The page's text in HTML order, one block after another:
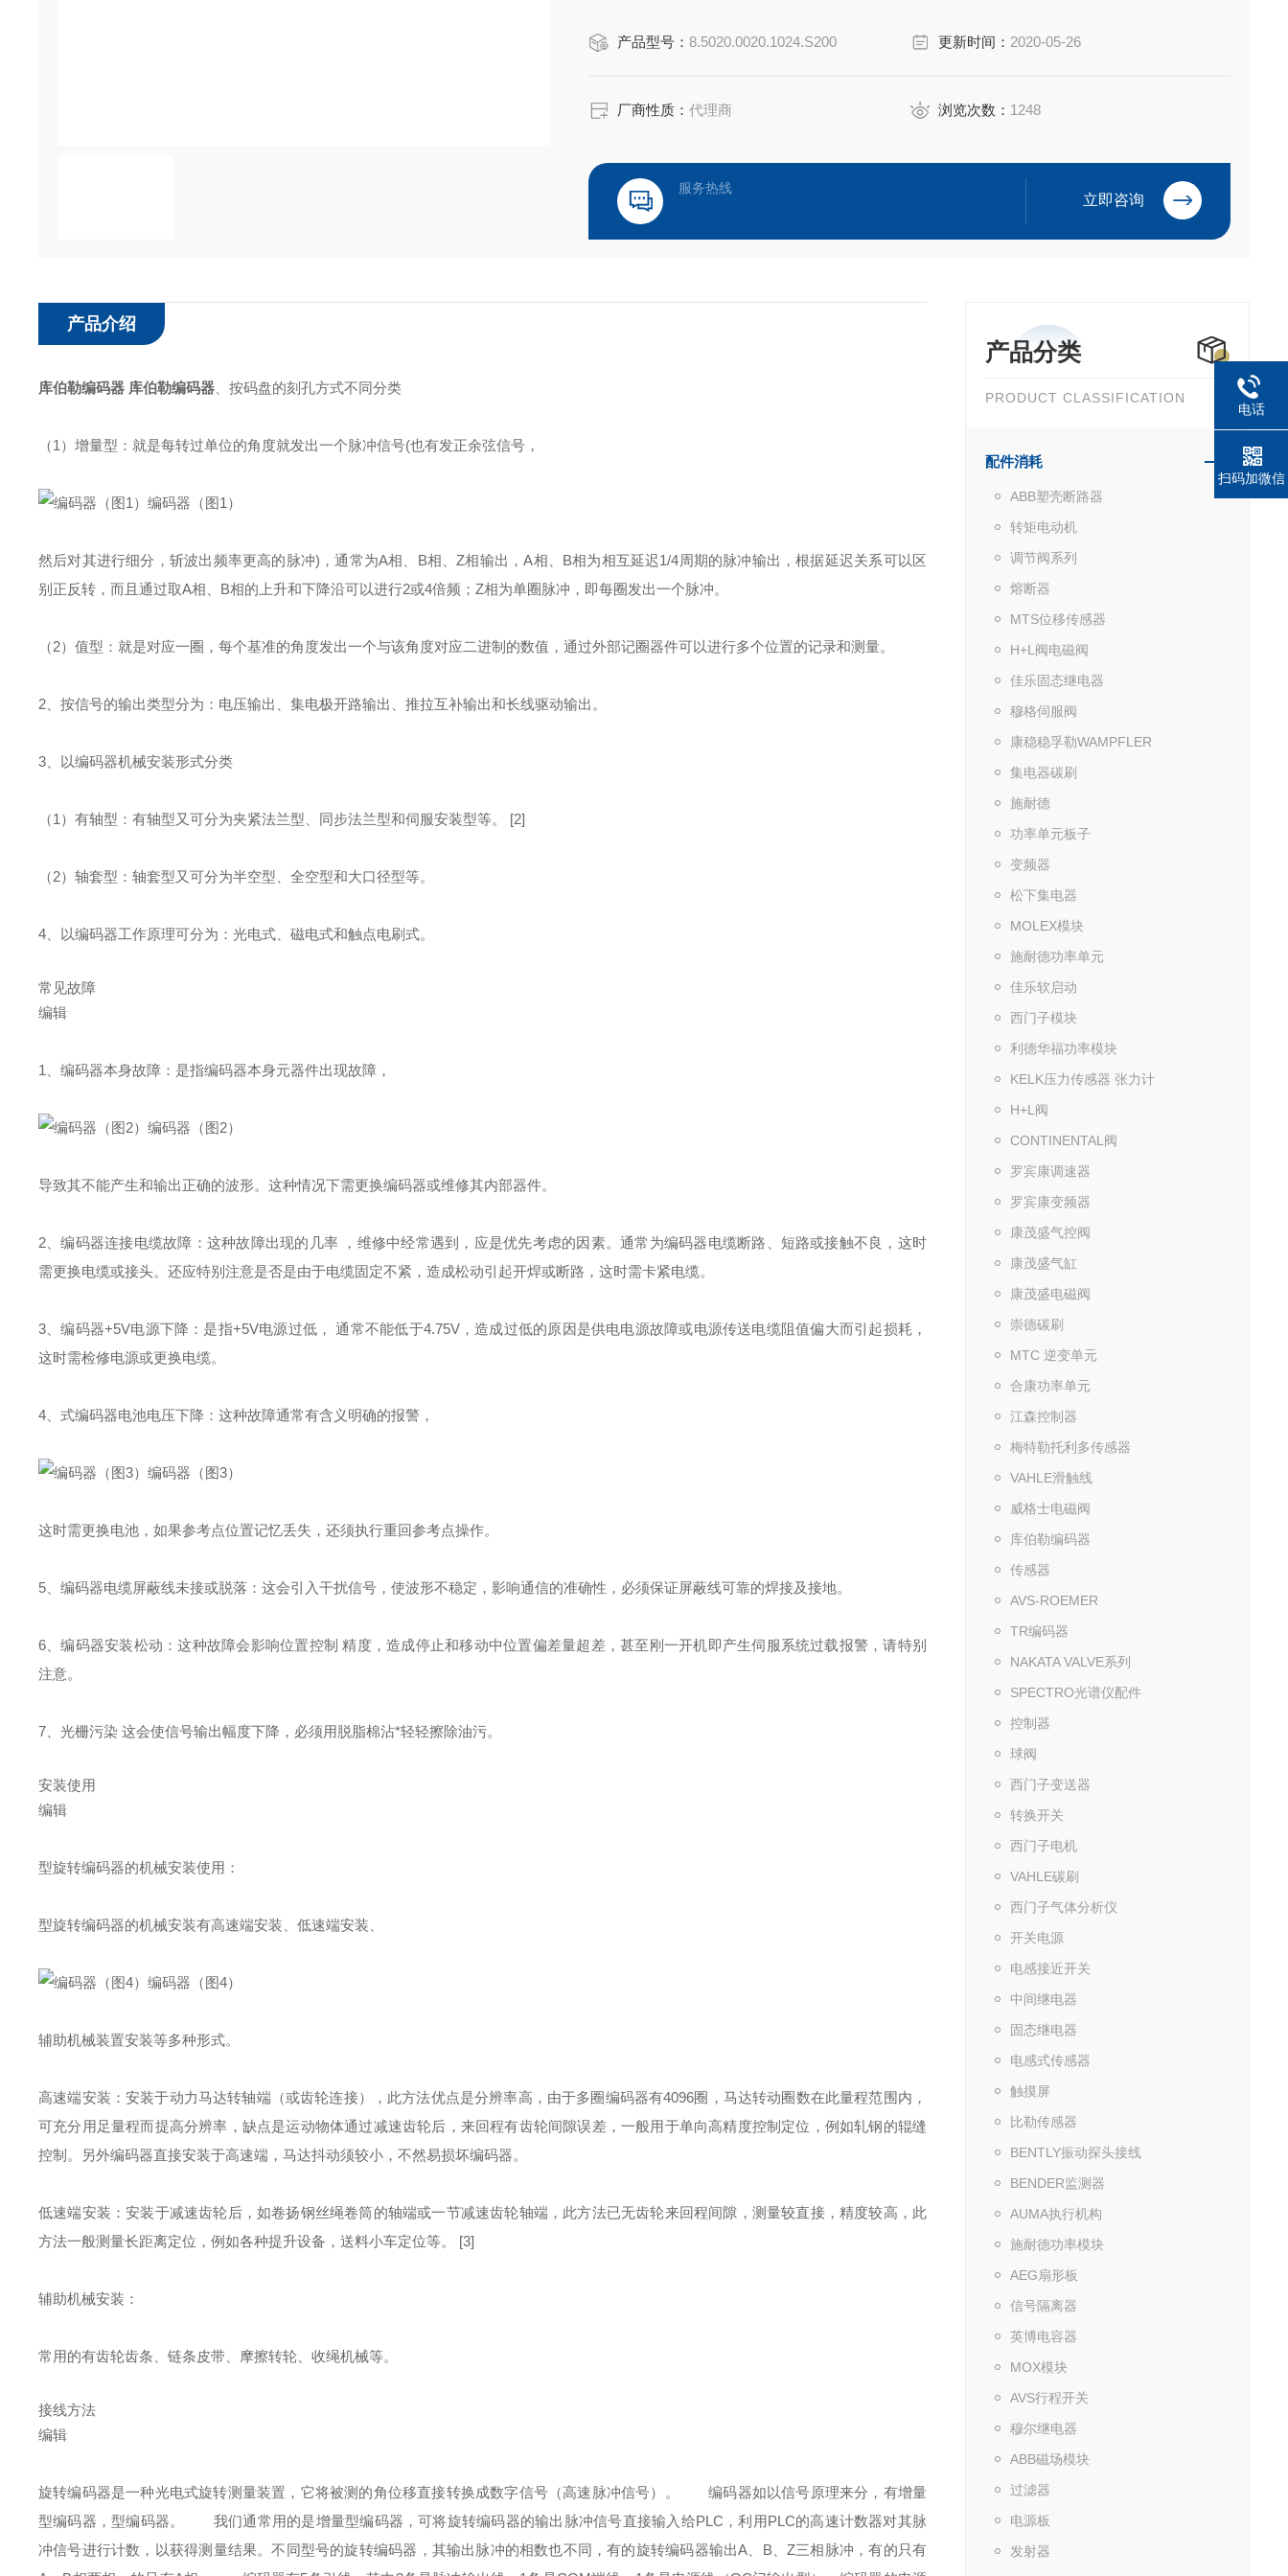
产品型号：8.5020.0020.1024.S200 更新时间： 2020-05-26
厂商性质：代理商 浏览次数： 1248
服务热线
立即咨询
产品分类
PRODUCT CLASSIFICATION
配件消耗
ABB塑壳断路器
转矩电动机
调节阀系列
熔断器
MTS位移传感器
H+L阀电磁阀
佳乐固态继电器
穆格伺服阀
康稳稳孚勒WAMPFLER
集电器碳刷
施耐德
功率单元板子
变频器
松下集电器
MOLEX模块
施耐德功率单元
佳乐软启动
西门子模块
利德华福功率模块
KELK压力传感器 张力计
H+L阀
CONTINENTAL阀
罗宾康调速器
罗宾康变频器
康茂盛气控阀
康茂盛气缸
康茂盛电磁阀
崇德碳刷
MTC 逆变单元
合康功率单元
江森控制器
梅特勒托利多传感器
VAHLE滑触线
威格士电磁阀
库伯勒编码器
传感器
AVS-ROEMER
TR编码器
NAKATA VALVE系列
SPECTRO光谱仪配件
控制器
球阀
西门子变送器
转换开关
西门子电机
VAHLE碳刷
西门子气体分析仪
开关电源
电感接近开关
中间继电器
固态继电器
电感式传感器
触摸屏
比勒传感器
BENTLY振动探头接线
BENDER监测器
AUMA执行机构
施耐德功率模块
AEG扇形板
信号隔离器
英博电容器
MOX模块
AVS行程开关
穆尔继电器
ABB磁场模块
过滤器
电源板
发射器
产品介绍
库伯勒编码器 库伯勒编码器 、按码盘的刻孔方式不同分类
（1）增量型：就是每转过单位的角度就发出一个脉冲信号(也有发正余弦信号，
编码器（图1）
然后对其进行细分，斩波出频率更高的脉冲)，通常为A相、B相、Z相输出，A相、B相为相互延迟1/4周期的脉冲输出，根据延迟关系可以区
别正反转，而且通过取A相、B相的上升和下降沿可以进行2或4倍频；Z相为单圈脉冲，即每圈发出一个脉冲。
（2）值型：就是对应一圈，每个基准的角度发出一个与该角度对应二进制的数值，通过外部记圈器件可以进行多个位置的记录和测量。
2、按信号的输出类型分为：电压输出、集电极开路输出、推拉互补输出和长线驱动输出。
3、以编码器机械安装形式分类
（1）有轴型：有轴型又可分为夹紧法兰型、同步法兰型和伺服安装型等。 [2]
（2）轴套型：轴套型又可分为半空型、全空型和大口径型等。
4、以编码器工作原理可分为：光电式、磁电式和触点电刷式。
常见故障
编辑
1、编码器本身故障：是指编码器本身元器件出现故障，
编码器（图2）
导致其不能产生和输出正确的波形。这种情况下需更换编码器或维修其内部器件。
2、编码器连接电缆故障：这种故障出现的几率 ，维修中经常遇到，应是优先考虑的因素。通常为编码器电缆断路、短路或接触不良，这时
需更换电缆或接头。还应特别注意是否是由于电缆固定不紧，造成松动引起开焊或断路，这时需卡紧电缆。
3、编码器+5V电源下降：是指+5V电源过低， 通常不能低于4.75V，造成过低的原因是供电电源故障或电源传送电缆阻值偏大而引起损耗，
这时需检修电源或更换电缆。
4、式编码器电池电压下降：这种故障通常有含义明确的报警，
编码器（图3）
这时需更换电池，如果参考点位置记忆丢失，还须执行重回参考点操作。
5、编码器电缆屏蔽线未接或脱落：这会引入干扰信号，使波形不稳定，影响通信的准确性，必须保证屏蔽线可靠的焊接及接地。
6、编码器安装松动：这种故障会影响位置控制 精度，造成停止和移动中位置偏差量超差，甚至刚一开机即产生伺服系统过载报警，请特别
注意。
7、光栅污染 这会使信号输出幅度下降，必须用脱脂棉沾*轻轻擦除油污。
安装使用
编辑
型旋转编码器的机械安装使用：
型旋转编码器的机械安装有高速端安装、低速端安装、
编码器（图4）
辅助机械装置安装等多种形式。
高速端安装：安装于动力马达转轴端（或齿轮连接），此方法优点是分辨率高，由于多圈编码器有4096圈，马达转动圈数在此量程范围内，
可充分用足量程而提高分辨率，缺点是运动物体通过减速齿轮后，来回程有齿轮间隙误差，一般用于单向高精度控制定位，例如轧钢的辊缝
控制。另外编码器直接安装于高速端，马达抖动须较小，不然易损坏编码器。
低速端安装：安装于减速齿轮后，如卷扬钢丝绳卷筒的轴端或一节减速齿轮轴端，此方法已无齿轮来回程间隙，测量较直接，精度较高，此
方法一般测量长距离定位，例如各种提升设备，送料小车定位等。
[3]
辅助机械安装：
常用的有齿轮齿条、链条皮带、摩擦转轮、收绳机械等。
接线方法
编辑
旋转编码器是一种光电式旋转测量装置，它将被测的角位移直接转换成数字信号（高速脉冲信号）。
编码器如以信号原理来分，有增量
型编码器，型编码器。
我们通常用的是增量型编码器，可将旋转编码器的输出脉冲信号直接输入给PLC，利用PLC的高速计数器对其脉
冲信号进行计数，以获得测量结果。不同型号的旋转编码器，其输出脉冲的相数也不同，有的旋转编码器输出A、B、Z三相脉冲，有的只有
电话
扫码加微信